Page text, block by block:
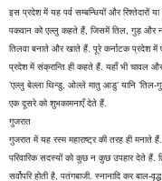
इस प्रदेश में यह पर्व सम्बन्धियों और रिश्तेदारों
पकवान को एल्लु कहते हैं, जिसमें तिल, गुड़ और
तिलवा बनाते और खाते हैं. पूरे कर्नाटक प्रदेश
प्रदेश में संक्रान्ति ही कहते हैं. यहाँ भी चावल
’एल्लु बेल्ला थिन्डु, ओल्ले मातु आडु’ यानि
एक दूसरे को शुभकामनाएँ देते हैं.
गुजरात
गुजरात में यह रस्म महाराष्ट्र की तरह ही
परिवारिक सदस्यों को कुछ न कुछ उपहार देते
सर्वोपरि होती है, पतंगबाजी. स्नानादि कर